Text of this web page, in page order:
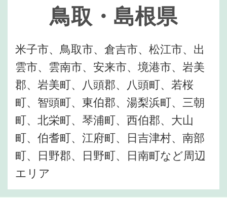
鳥取・島根県
米子市、鳥取市、倉吉市、松江市、出
雲市、雲南市、安来市、境港市、岩美
郡、岩美町、八頭郡、八頭町、若桜
町、智頭町、東伯郡、湯梨浜町、三朝
町、北栄町、琴浦町、西伯郡、大山
町、伯耆町、江府町、日吉津村、南部
町、日野郡、日野町、日南町など周辺
エリア